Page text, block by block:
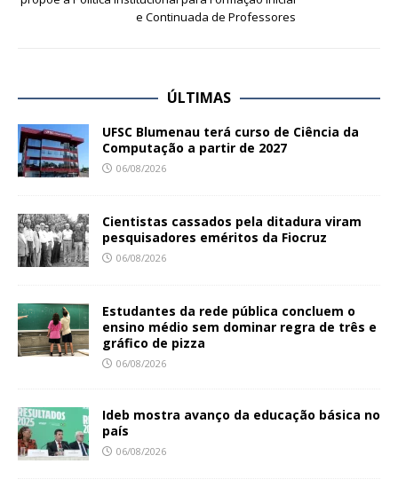
e Continuada de Professores
ÚLTIMAS
UFSC Blumenau terá curso de Ciência da
Computação a partir de 2027
06/08/2026
Cientistas cassados pela ditadura viram
pesquisadores eméritos da Fiocruz
06/08/2026
Estudantes da rede pública concluem o
ensino médio sem dominar regra de três e
gráfico de pizza
06/08/2026
Ideb mostra avanço da educação básica no
país
06/08/2026